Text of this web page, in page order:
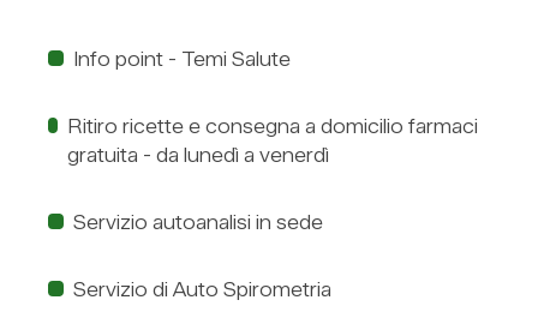
Info point - Temi Salute
Ritiro ricette e consegna a domicilio farmaci
gratuita - da lunedì a venerdì
Servizio autoanalisi in sede
Servizio di Auto Spirometria